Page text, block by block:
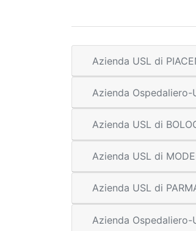
Azienda USL di
Azienda Ospedaliero-
Azienda USL di
Azienda USL di
Azienda USL di
Azienda Ospedaliero-